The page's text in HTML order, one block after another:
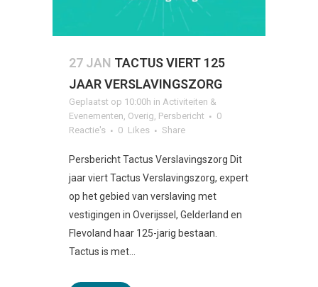
27 JAN TACTUS VIERT 125
JAAR VERSLAVINGSZORG
Geplaatst op 10:00h in Activiteiten &
Evenementen Overig Persbericht
0
Reactie's
0 Likes Share
Persbericht Tactus Verslavingszorg Dit
jaar viert Tactus Verslavingszorg, expert
op het gebied van verslaving met
vestigingen in Overijssel, Gelderland en
Flevoland haar 125-jarig bestaan.
Tactus is met...